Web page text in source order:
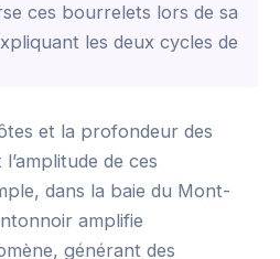
ces bourrelets lors de sa
les deux cycles de
et la profondeur des
de ces
dans la baie du Mont-
amplifie
générant des